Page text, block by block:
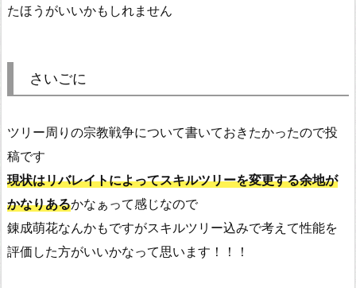
たほうがいいかもしれません
さいごに
ツリー周りの宗教戦争について書いておきたかったので投
稿です
現状はリバレイトによってスキルツリーを変更する余地が
かなりあるかなぁって感じなので
錬成萌花なんかもですがスキルツリー込みで考えて性能を
評価した方がいいかなって思います！！！